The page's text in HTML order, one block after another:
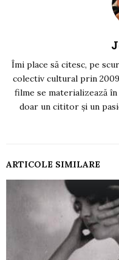
Îmi place să citesc, pe
colectiv cultural prin
filme se materializează
doar un cititor și un
ARTICOLE SIMILARE